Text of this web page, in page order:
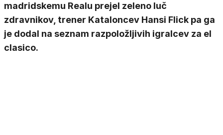
madridskemu Realu prejel zeleno luč
zdravnikov, trener Kataloncev Hansi Flick pa ga
je dodal na seznam razpoložljivih igralcev za el
clasico.